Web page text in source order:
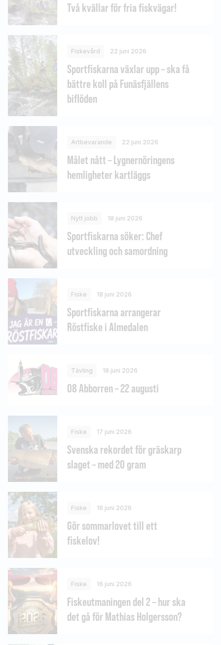
Två kvällar för fria fiskvägar!
Fiskevård 22 juni 2026
Sportfiskarna växlar upp – ska få
bättre koll på Funäsfjällens
biflöden
Artbevarande 22 juni 2026
Målet nått – Lygnernöringens
hemligheter kartläggs
Nytt jobb 18 juni 2026
Sportfiskarna söker: Chef
utveckling och samordning
Fiske 18 juni 2026
Sportfiskarna arrangerar
Röstfiske i Almedalen
Tävling 18 juni 2026
08 Abborren – 22 augusti
Fiske 17 juni 2026
Svenska rekordet för gräskarp
slaget – med 20 gram
Fiske 16 juni 2026
Gör sommarlovet till ett
fiskelov!
Fiske 16 juni 2026
Fiskeutmaningen del 2 – hur ska
det gå för Mathias Holgersson?